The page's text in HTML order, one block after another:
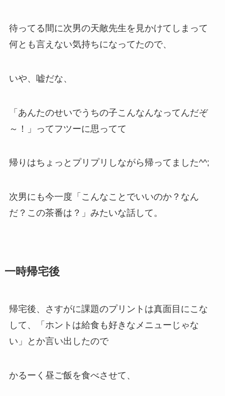
待ってる間に次男の天敵先生を見かけてしまって
何とも言えない気持ちになってたので、
いや、嘘だな、
「あんたのせいでうちの子こんなんなってんだぞ
～！」 ってフツーに思ってて
帰りはちょっとプリプリ しながら帰ってました^^;
次男にも今一度 「こんなことでいいのか？なん
だ？この茶番は？」 みたいな話して。
一時帰宅後
帰宅後、さすがに課題のプリントは真面目にこな
し て、「ホントは給食も好きなメニューじゃな
い」とか言い出したので
かるーく昼ご飯を食べさせて、